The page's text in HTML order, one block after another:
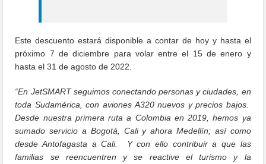
Este descuento estará disponible a contar de hoy y hasta el
próximo 7 de diciembre para volar entre el 15 de enero y
hasta el 31 de agosto de 2022.
“En JetSMART seguimos conectando personas y ciudades, en
toda Sudamérica, con aviones A320 nuevos y precios bajos.
Desde nuestra primera ruta a Colombia en 2019, hemos ya
sumado servicio a Bogotá, Cali y ahora Medellín; así como
desde Antofagasta a Cali. Y con ello contribuir a que las
familias se reencuentren y se reactive el turismo y la